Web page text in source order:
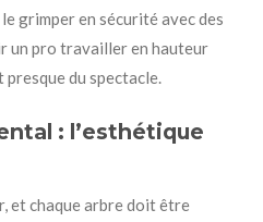
grimper en sécurité avec des
un pro travailler en hauteur
presque du spectacle.
: l’esthétique
et chaque arbre doit être